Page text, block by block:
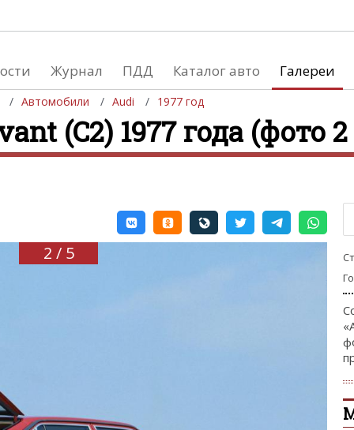
Журнал ПДД Каталог авто Галереи
Автомобили Audi 1977 год
(C2) 1977 года (фото
и автомобили
и мото
Автосалоны
Список мировых автосалонов
2 / 5